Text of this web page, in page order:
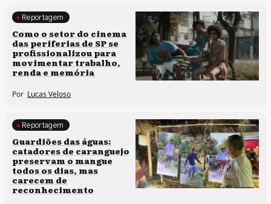
Políticas culturais
Reportagem
Como o setor do cinema
das periferias de SP se
profissionalizou para
movimentar trabalho,
renda e memória
Por Lucas Veloso
Clima e cultura
Reportagem
Guardiões das águas:
catadores de caranguejo
preservam o mangue
todos os dias, mas
carecem de
reconhecimento